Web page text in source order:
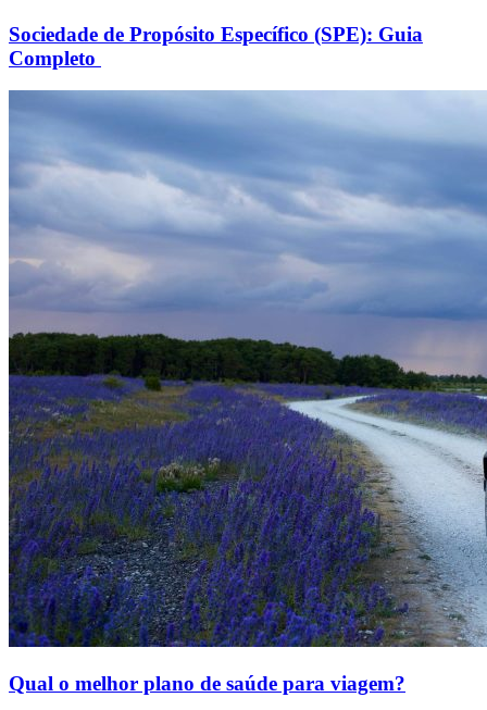
Sociedade de Propósito Específico (SPE): Guia
Completo
Qual o melhor plano de saúde para viagem?